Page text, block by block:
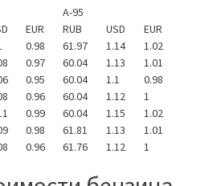
А-95
EUR RUB USD
EUR
0.98 61.97 1.14
1.02
0.97 60.04 1.13
1.01
0.95 60.04 1.1
0.98
0.96 60.04 1.12
1
0.99 60.04 1.15
1.02
0.98 61.81 1.13
1.01
0.96 61.76 1.12 1